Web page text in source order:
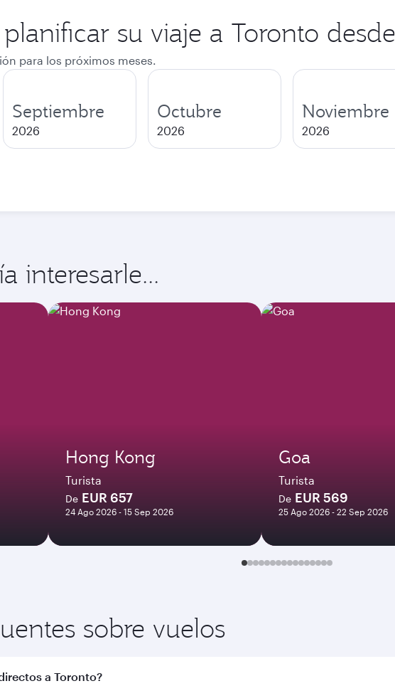
su viaje a Toronto desde
para los próximos meses.
Septiembre
2026
Octubre
2026
Noviembre
2026
interesarle...
Hong Kong
Turista
De EUR 657
24 Ago 2026 - 15 Sep 2026
Goa
Turista
De EUR 569
25 Ago 2026 - 22 Sep 2026
sobre vuelos
a Toronto?